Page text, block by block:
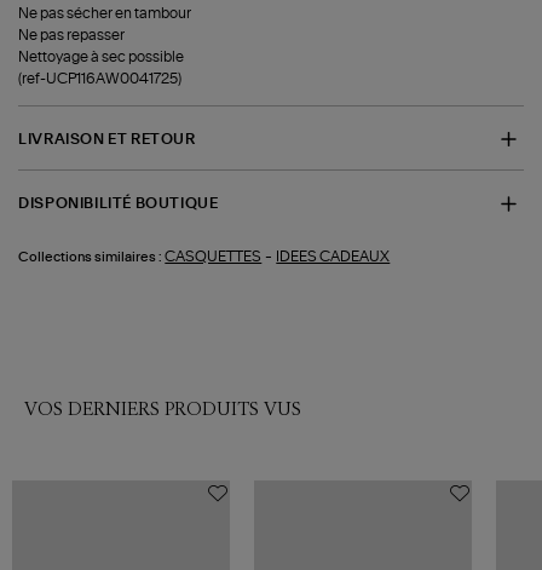
Ne pas sécher en tambour
Ne pas repasser
Nettoyage à sec possible
(ref-UCP116AW0041725)
LIVRAISON ET RETOUR
DISPONIBILITÉ BOUTIQUE
Collections similaires : CASQUETTES - IDEES CADEAUX
VOS DERNIERS PRODUITS VUS